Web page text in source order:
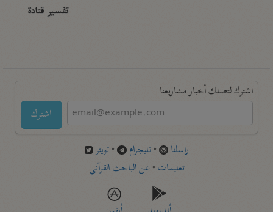
تفسير قتادة
اشترك لتصلك أخبار مشاريعنا
اشترك
راسلنا •تليجرام •تويتر
تعليمات •عن الباحث القرآني